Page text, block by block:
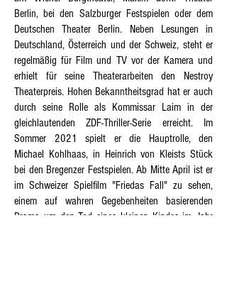
Berlin, bei den Salzburger Festspielen oder dem
Deutschen Theater Berlin. Neben Lesungen in
Deutschland, Österreich und der Schweiz, steht er
regelmäßig für Film und TV vor der Kamera und
erhielt für seine Theaterarbeiten den Nestroy
Theaterpreis. Hohen Bekanntheitsgrad hat er auch
durch seine Rolle als Kommissar Laim in der
gleichlautenden ZDF-Thriller-Serie erreicht. Im
Sommer 2021 spielt er die Hauptrolle, den
Michael Kohlhaas, in Heinrich von Kleists Stück
bei den Bregenzer Festspielen. Ab Mitte April ist er
im Schweizer Spielfilm "Friedas Fall" zu sehen,
einem auf wahren Gegebenheiten basierenden
Drama um den Tod eines kleinen Kindes im Jahr